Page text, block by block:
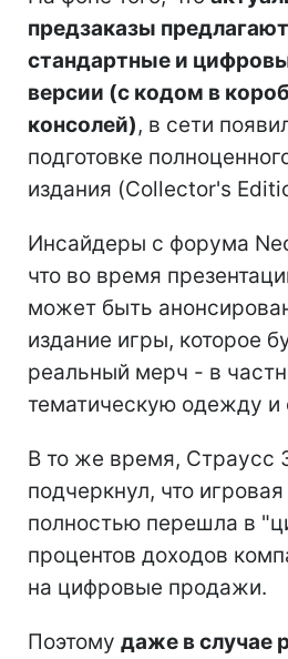
предзаказы
стандартные и
версии (с кодом в
консолей), в сети
подготовке
издания (Collector's
Инсайдеры с форума
что во время
может быть
издание игры, которое
реальный мерч - в
тематическую одежду и
В то же время, Страусс
подчеркнул, что
полностью перешла в
процентов доходов
на цифровые продажи.
Поэтому даже в случае